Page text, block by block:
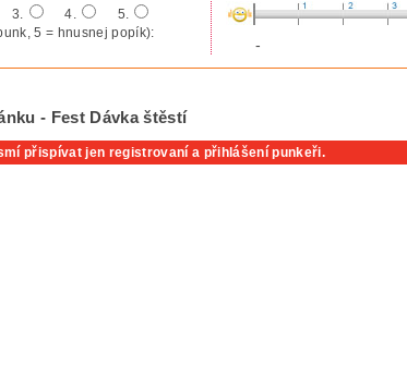
3. 4.
5.
5 = hnusnej popík):
-
- Fest Dávka štěstí
přispívat jen registrovaní a přihlášení punkeři.